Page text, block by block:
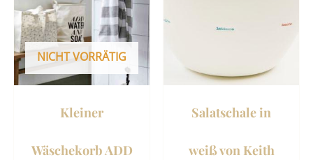
NICHT VORRÄTIG
Kleiner
Wäschekorb ADD
Salatschale in
weiß von Keith